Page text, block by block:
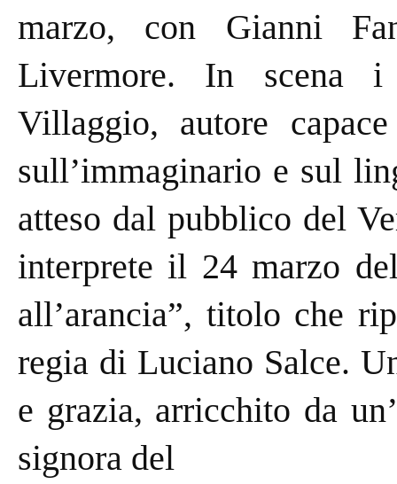
marzo, con Gianni
Livermore. In scena i
Villaggio, autore
sull’immaginario e sul
atteso dal pubblico del
interprete il 24 marzo
all’arancia”, titolo che
regia di Luciano Salce.
e grazia, arricchito da
signora del